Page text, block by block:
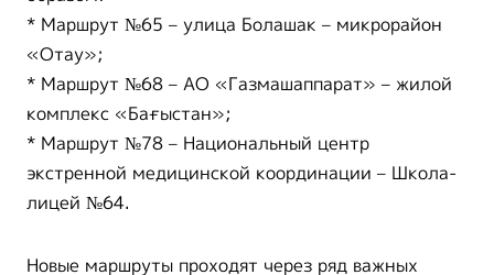
* Маршрут №65 – улица Болашак – микрорайон
«Отау»;
* Маршрут №68 – АО «Газмашаппарат» – жилой
комплекс «Бағыстан»;
* Маршрут №78 – Национальный центр
экстренной медицинской координации – Школа-
лицей №64.
Новые маршруты проходят через ряд важных